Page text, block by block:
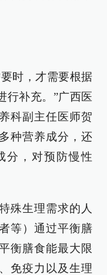
时，才需要根据
行补充。”广西医
科副主任医师贺
种营养成分，还
分，对预防慢性
殊生理需求的人
等）通过平衡膳
衡膳食能最大限
免疫力以及生理